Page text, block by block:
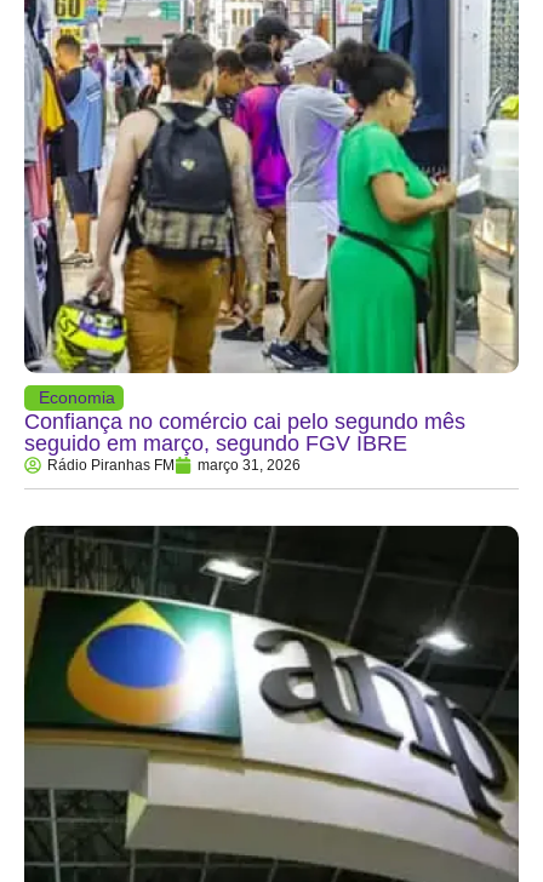
Economia
Confiança no comércio cai pelo segundo mês
seguido em março, segundo FGV IBRE
Rádio Piranhas FM março 31, 2026